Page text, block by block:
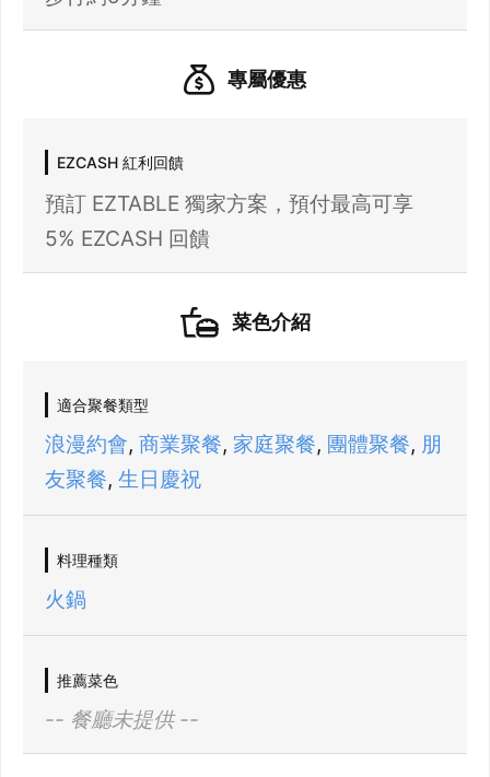
專屬優惠
EZCASH 紅利回饋
預訂 EZTABLE 獨家方案，預付最高可享
5% EZCASH 回饋
菜色介紹
適合聚餐類型
浪漫約會, 商業聚餐, 家庭聚餐, 團體聚餐, 朋
友聚餐, 生日慶祝
料理種類
火鍋
推薦菜色
-- 餐廳未提供 --
登出
先不要 確認